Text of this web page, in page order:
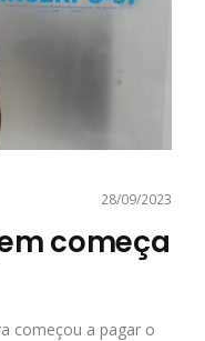
28/09/2023
começa
começou a pagar o